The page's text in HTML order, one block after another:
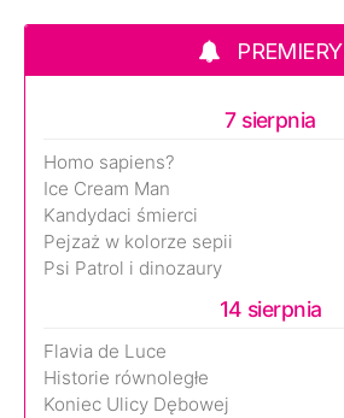
PREMIERY
7 sierpnia
Homo sapiens?
Ice Cream Man
Kandydaci śmierci
Pejzaż w kolorze sepii
Psi Patrol i dinozaury
14 sierpnia
Flavia de Luce
Historie równoległe
Koniec Ulicy Dębowej